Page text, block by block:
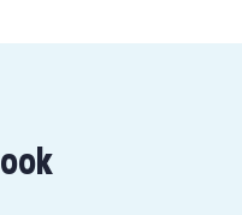
ook